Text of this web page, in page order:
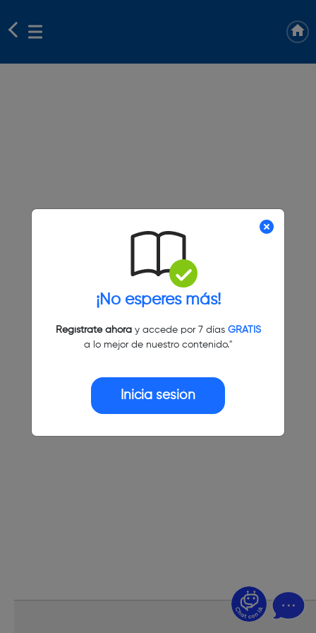
¡No esperes más!
Regístrate ahoray accede por 7 días GRATIS
a lo mejor de nuestro contenido."
Inicia sesión